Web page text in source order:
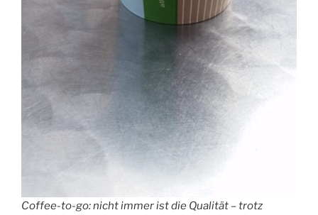
Coffee-to-go: nicht immer ist die Qualität – trotz